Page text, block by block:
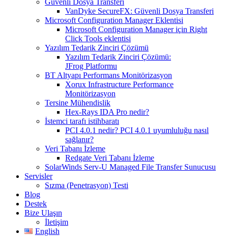
Güvenli Dosya Transferi
VanDyke SecureFX: Güvenli Dosya Transferi
Microsoft Configuration Manager Eklentisi
Microsoft Configuration Manager için Right
Click Tools eklentisi
Yazılım Tedarik Zinciri Çözümü
Yazılım Tedarik Zinciri Çözümü:
JFrog Platformu
BT Altyapı Performans Monitörizasyon
Xorux Infrastructure Performance
Monitörizasyon
Tersine Mühendislik
Hex-Rays IDA Pro nedir?
İstemci tarafı istihbaratı
PCI 4.0.1 nedir? PCI 4.0.1 uyumluluğu nasıl
sağlanır?
Veri Tabanı İzleme
Redgate Veri Tabanı İzleme
SolarWinds Serv-U Managed File Transfer Sunucusu
Servisler
Sızma (Penetrasyon) Testi
Blog
Destek
Bize Ulaşın
İletişim
English